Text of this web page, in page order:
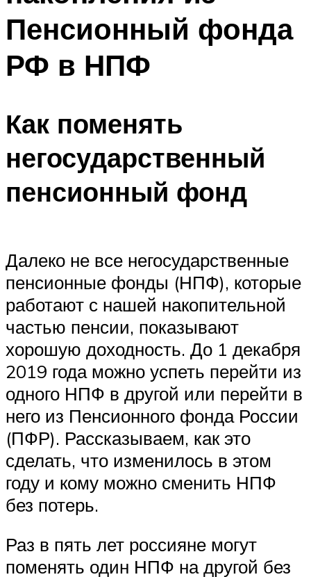
Пенсионный фонда
РФ в НПФ
Как поменять
негосударственный
пенсионный фонд
Далеко не все негосударственные
пенсионные фонды (НПФ), которые
работают с нашей накопительной
частью пенсии, показывают
хорошую доходность. До 1 декабря
2019 года можно успеть перейти из
одного НПФ в другой или перейти в
него из Пенсионного фонда России
(ПФР). Рассказываем, как это
сделать, что изменилось в этом
году и кому можно сменить НПФ
без потерь.
Раз в пять лет россияне могут
поменять один НПФ на другой без